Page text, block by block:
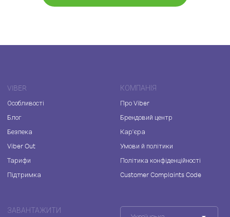
VIBER
Особливості
Блог
Безпека
Viber Out
Тарифи
Підтримка
КОМПАНІЯ
Про Viber
Брендовий центр
Кар'єра
Умови й політики
Політика конфіденційності
Customer Complaints Code
ЗАВАНТАЖИТИ